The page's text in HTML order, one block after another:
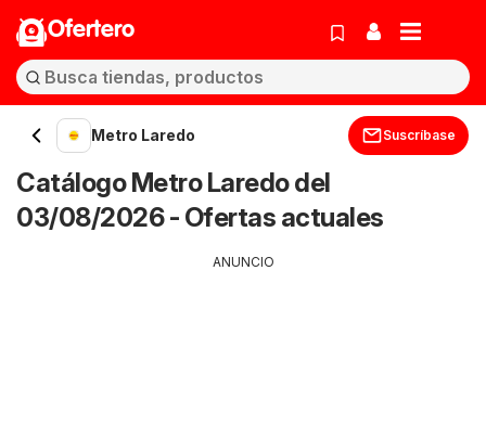
Ofertero
Metro Laredo Suscríbase
Catálogo Metro Laredo del
03/08/2026 - Ofertas actuales
ANUNCIO